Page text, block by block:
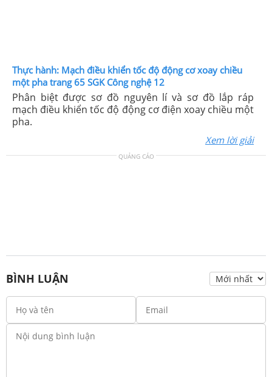
Thực hành: Mạch điều khiển tốc độ động cơ xoay chiều
một pha trang 65 SGK Công nghệ 12
Phân biệt được sơ đồ nguyên lí và sơ đồ lắp ráp
mạch điều khiển tốc độ động cơ điện xoay chiều một
pha.
Xem lời giải
QUẢNG CÁO
BÌNH LUẬN